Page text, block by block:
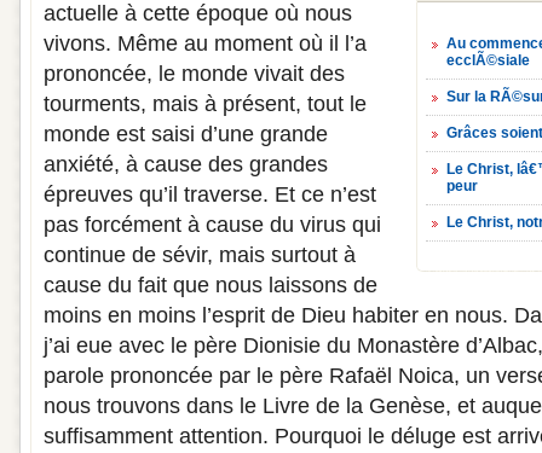
Au
ecclÃ©siale
Sur la
Grâces
Le Christ,
peur
Le Christ,
actuelle à cette époque où nous
vivons. Même au moment où il l’a
prononcée, le monde vivait des
tourments, mais à présent, tout le
monde est saisi d’une grande
anxiété, à cause des grandes
épreuves qu’il traverse. Et ce n’est
pas forcément à cause du virus qui
continue de sévir, mais surtout à
cause du fait que nous laissons de
moins en moins l’esprit de Dieu habiter en nous.
j’ai eue avec le père Dionisie du Monastère
parole prononcée par le père Rafaël Noica, un
nous trouvons dans le Livre de la Genèse, et
suffisamment attention. Pourquoi le déluge est